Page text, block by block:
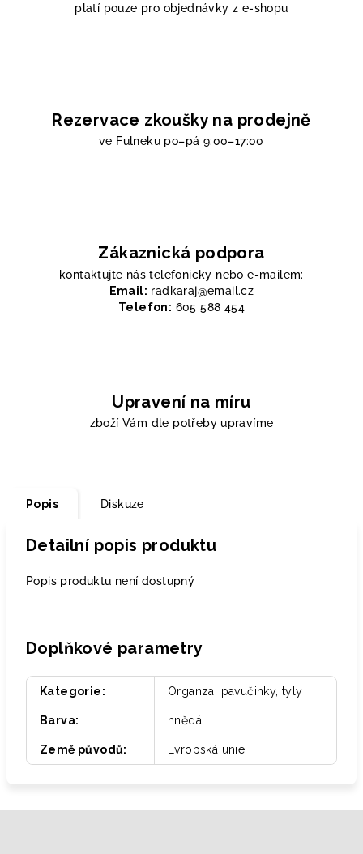
platí pouze pro objednávky z e-shopu
Rezervace zkoušky na prodejně
ve Fulneku po–pá 9:00–17:00
Zákaznická podpora
kontaktujte nás telefonicky nebo e-mailem:
Email: radkaraj@email.cz
Telefon: 605 588 454
Upravení na míru
zboží Vám dle potřeby upravíme
Popis Diskuze
Detailní popis produktu
Popis produktu není dostupný
Doplňkové parametry
Kategorie: Organza, pavučinky, tyly
Barva: hnědá
Země původů: Evropská unie